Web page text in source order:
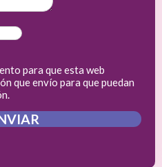
para que esta web
que envío para que puedan